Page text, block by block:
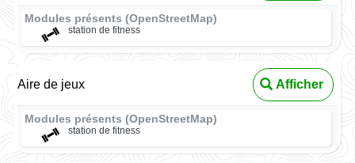
Modules présents (OpenStreetMap)
station de fitness
Aire de jeux Afficher
Modules présents (OpenStreetMap)
station de fitness